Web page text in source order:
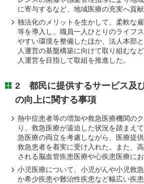
に寄与するなど、地域医療の充実へ貢献
独法化のメリットを生かして、柔軟な
等を導入し、職員一人ひとりのライフ
やすい環境を整備したほか、法人本部
人運営の基盤構築に向けて取り組むな
人運営を目指して取組を推進した。
2 都民に提供するサービス及
の向上に関する事項
熱中症患者等の増加や救急医療機関の
り、救急医療が逼迫した状況を踏まえ
急医療の両立を考慮しながら、医療提
救急患者を着実に受け入れた。また、
される脳血管疾患医療や心疾患医療に
小児医療について、小児がんや小児救
か希少疾患や難治性疾患など幅広い疾